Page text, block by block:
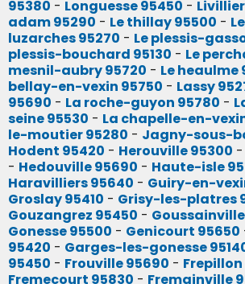
95380 - Longuesse 95450 -
adam 95290 - Le thillay 95500 -
luzarches 95270 - Le plessis-
plessis-bouchard 95130 - Le
mesnil-aubry 95720 - Le heaulme
bellay-en-vexin 95750 - Lassy
95690 - La roche-guyon 95780 -
seine 95530 - La chapelle-en-
le-moutier 95280 - Jagny-sous-
Hodent 95420 - Herouville 95300 -
- Hedouville 95690 - Haute-isle
Haravilliers 95640 - Guiry-en-
Groslay 95410 - Grisy-les-platres
Gouzangrez 95450 - Goussainville
Gonesse 95500 - Genicourt 95650
95420 - Garges-les-gonesse
95450 - Frouville 95690 -
Fremecourt 95830 - Fremainville